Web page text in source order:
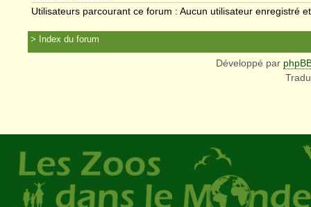
Utilisateurs parcourant ce forum : Aucun utilisateur enregistré
Index du forum
Développé par